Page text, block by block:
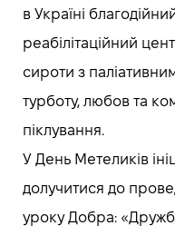
в Україні
реабілітаційний
сироти з
турботу, любов та
піклування.
У День Метеликів
долучитися до
уроку Добра: